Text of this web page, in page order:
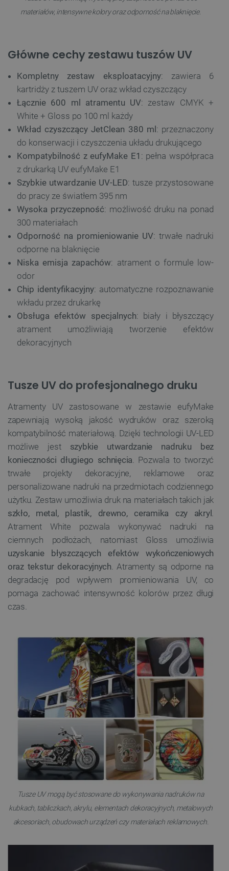
materiałów, intensywne kolory oraz odporność na blaknięcie.
Główne cechy zestawu tuszów UV
Kompletny zestaw eksploatacyjny: zawiera 6
kartridży z tuszem UV oraz wkład czyszczący
Łącznie 600 ml atramentu UV: zestaw CMYK +
White + Gloss po 100 ml każdy
Wkład czyszczący JetClean 380 ml: przeznaczony
do konserwacji i czyszczenia układu drukującego
Kompatybilność z eufyMake E1 : pełna współpraca
z drukarką UV eufyMake E1
Szybkie utwardzanie UV-LED: tusze przystosowane
do pracy ze światłem 395 nm
Wysoka przyczepność: możliwość druku na ponad
300 materiałach
Odporność na promieniowanie UV: trwałe nadruki
odporne na blaknięcie
Niska emisja zapachów: atrament o formule low-
odor
Chip identyfikacyjny: automatyczne rozpoznawanie
wkładu przez drukarkę
Obsługa efektów specjalnych: biały i błyszczący
atrament umożliwiają tworzenie efektów
dekoracyjnych
Tusze UV do profesjonalnego druku
Atramenty UV zastosowane w zestawie eufyMake
zapewniają wysoką jakość wydruków oraz szeroką
kompatybilność materiałową. Dzięki technologii UV-LED
możliwe jest szybkie utwardzanie nadruku bez
konieczności długiego schnięcia . Pozwala to tworzyć
trwałe projekty dekoracyjne, reklamowe oraz
personalizowane nadruki na przedmiotach codziennego
użytku. Zestaw umożliwia druk na materiałach takich jak
szkło, metal, plastik, drewno, ceramika czy akryl
Atrament White pozwala wykonywać nadruki na
ciemnych podłożach, natomiast Gloss umożliwia
uzyskanie błyszczących efektów wykończeniowych
oraz tekstur dekoracyjnych . Atramenty są odporne na
degradację pod wpływem promieniowania UV, co
pomaga zachować intensywność kolorów przez długi
czas.
Tusze UV mogą być stosowane do wykonywania nadruków na
kubkach, tabliczkach, akrylu, elementach dekoracyjnych, metalowych
akcesoriach, obudowach urządzeń czy materiałach reklamowych.